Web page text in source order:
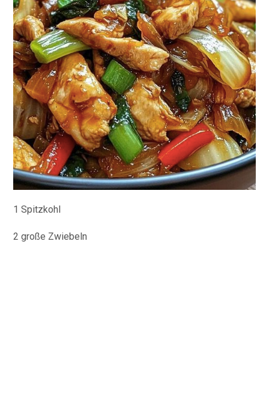
1Spitzkohl
2 große Zwiebeln